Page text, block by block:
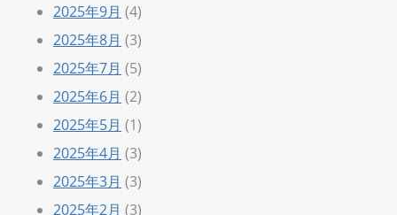
2025年9月 (4)
2025年8月 (3)
2025年7月 (5)
2025年6月 (2)
2025年5月 (1)
2025年4月 (3)
2025年3月 (3)
2025年2月 (3)